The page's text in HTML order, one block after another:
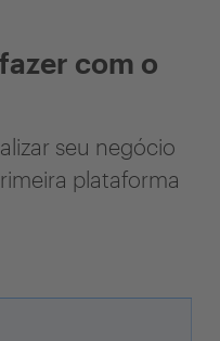
com o
seu negócio
plataforma